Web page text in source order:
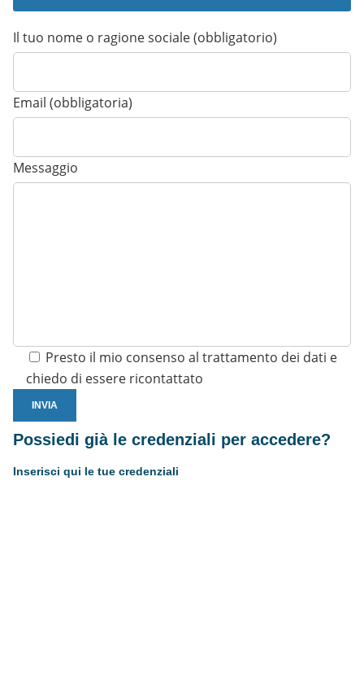
Il tuo nome o ragione sociale (obbligatorio)
Email (obbligatoria)
Messaggio
Presto il mio consenso al trattamento dei dati e
chiedo di essere ricontattato
Possiedi già le credenziali per accedere?
Inserisci qui le tue credenziali